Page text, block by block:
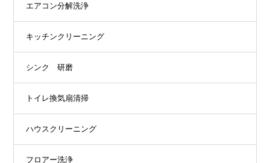
エアコン分解洗浄
キッチンクリーニング
シンク 研磨
トイレ換気扇清掃
ハウスクリーニング
フロアー洗浄